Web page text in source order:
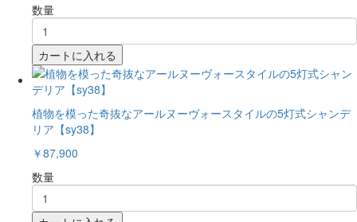
数量
カートに入れる
植物を模った奇抜なアールヌーヴォースタイルの5灯式シャンデ
リア【sy38】
￥87,900
数量